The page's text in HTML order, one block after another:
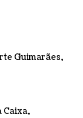
Guimarães
Caixa